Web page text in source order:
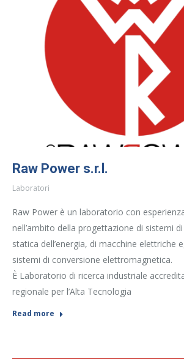
Raw Power s.r.l.
Laboratori
Raw Power è un laboratorio con
nell’ambito della progettazione di sistemi
statica dell’energia, di macchine elettriche
sistemi di conversione elettromagnetica.
È Laboratorio di ricerca industriale
regionale per l’Alta Tecnologia
Read more